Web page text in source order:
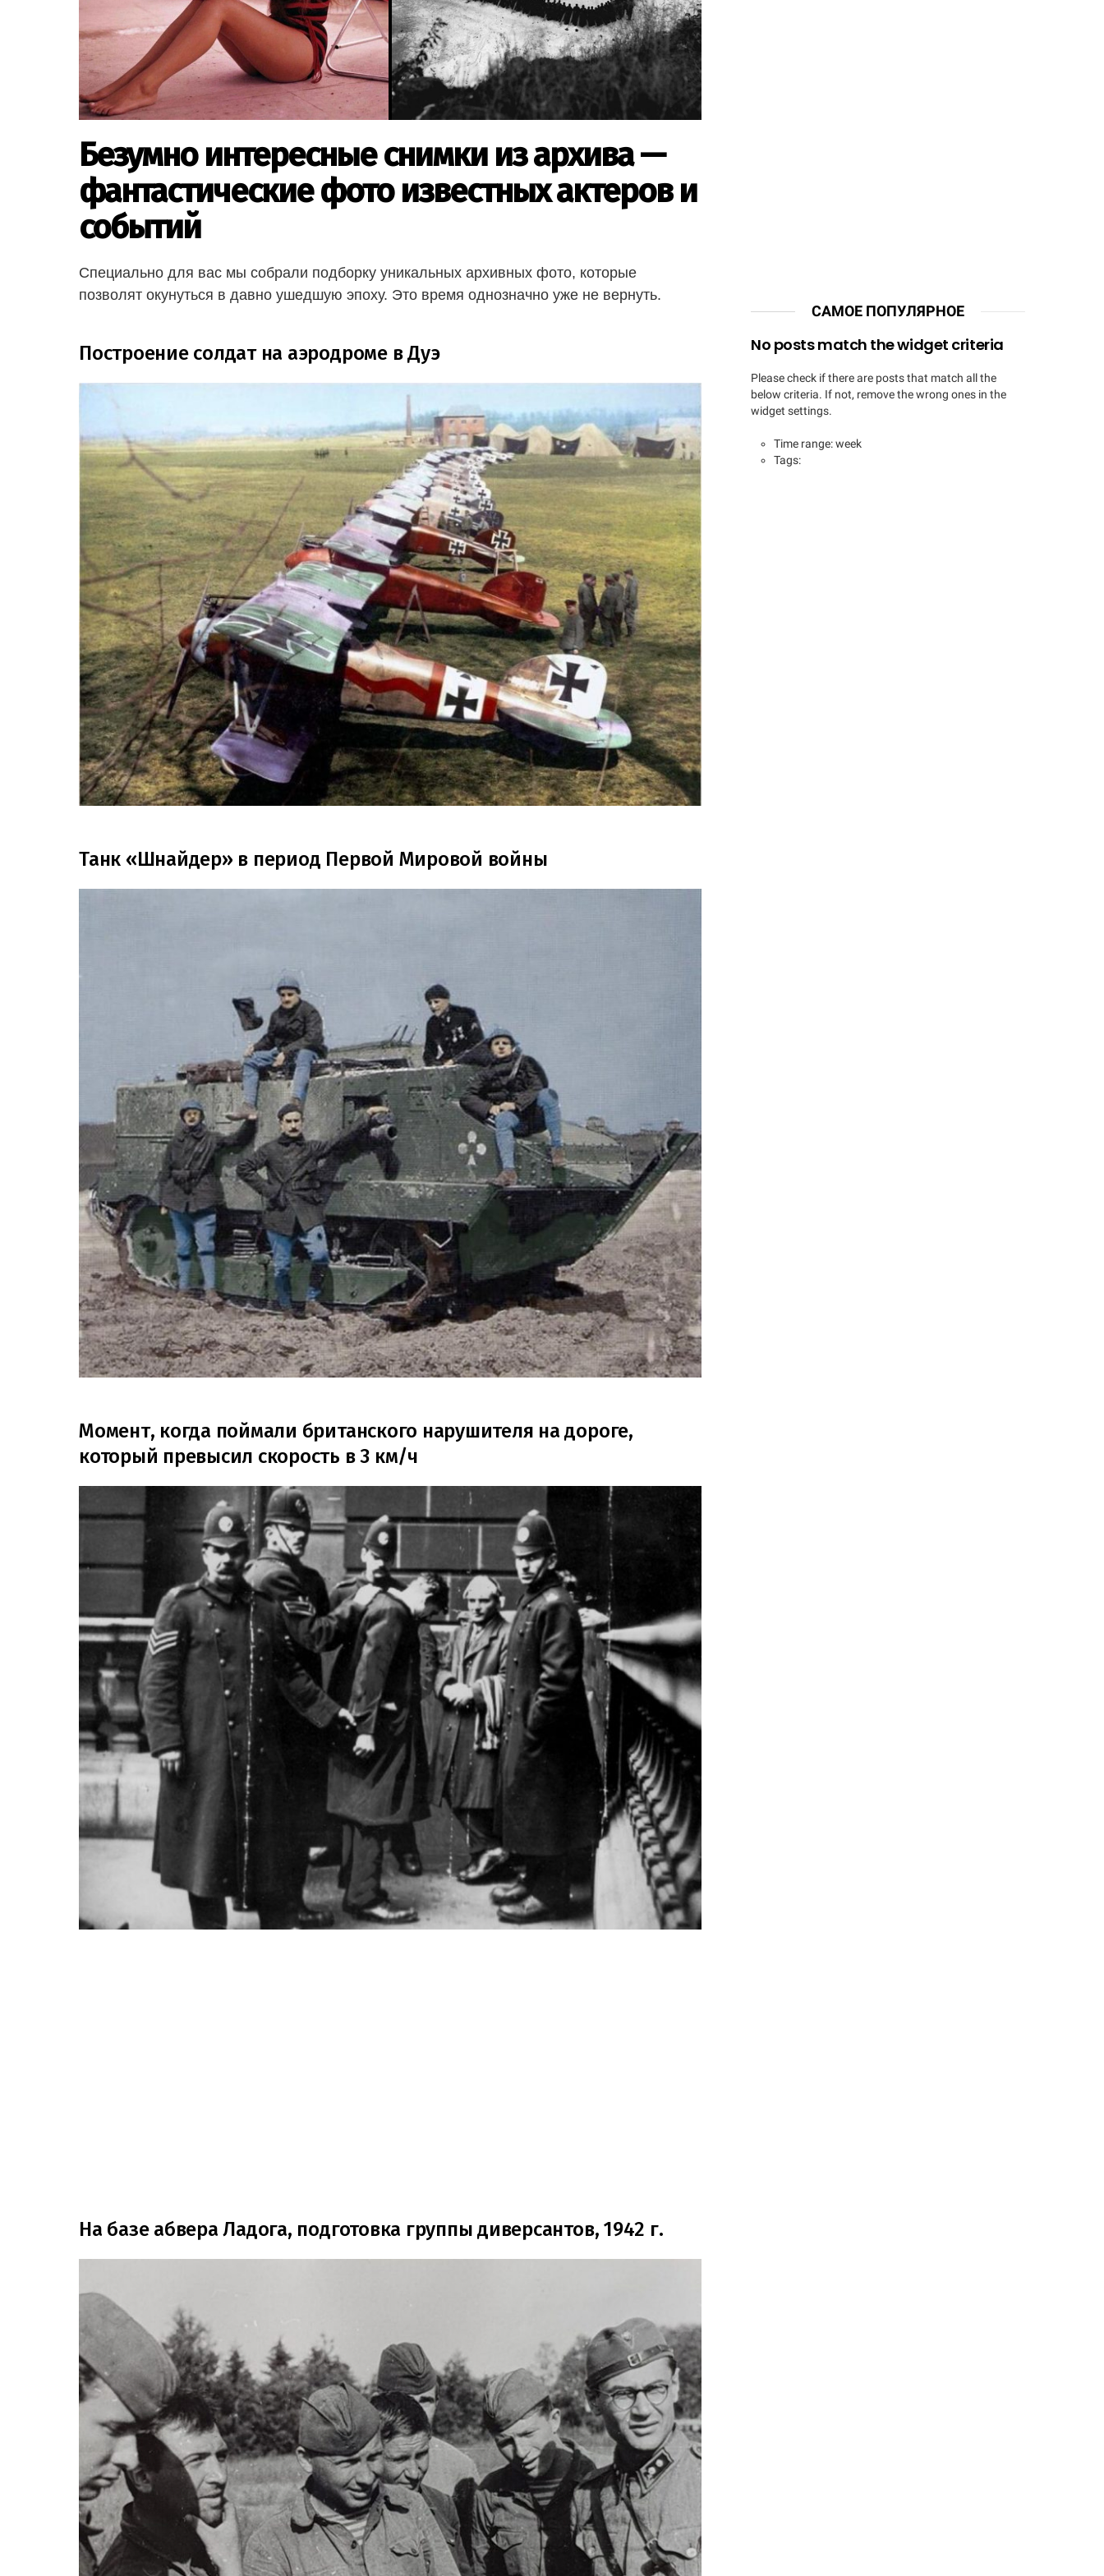
Безумно интересные снимки из архива —
фантастические фото известных актеров и
событий
Специально для вас мы собрали подборку уникальных архивных фото, которые
позволят окунуться в давно ушедшую эпоху. Это время однозначно уже не вернуть.
Построение солдат на аэродроме в Дуэ
Танк «Шнайдер» в период Первой Мировой войны
Момент, когда поймали британского нарушителя на дороге,
который превысил скорость в 3 км/ч
На базе абвера Ладога, подготовка группы диверсантов, 1942 г.
САМОЕ ПОПУЛЯРНОЕ
No posts match the widget criteria
Please check if there are posts that match all the
below criteria. If not, remove the wrong ones in the
widget settings.
Time range: week
Tags: